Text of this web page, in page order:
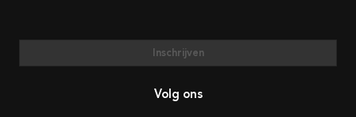
Inschrijven
Volg ons